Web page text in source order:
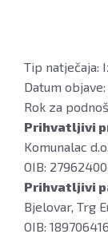
Tip natječaja:
Datum objave:
Rok za
Prihvatljivi
Komunalac
OIB:
Prihvatljivi
Bjelovar, Trg
OIB: